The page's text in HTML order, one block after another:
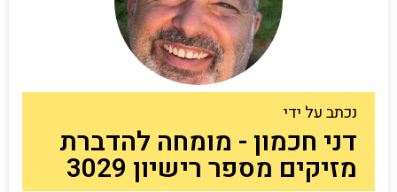
נכתב על ידי
דני חכמון - מומחה להדברת
מזיקים מספר רישיון 3029